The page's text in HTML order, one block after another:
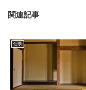
関連記事
仕事